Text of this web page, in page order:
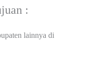
:
lainnya di